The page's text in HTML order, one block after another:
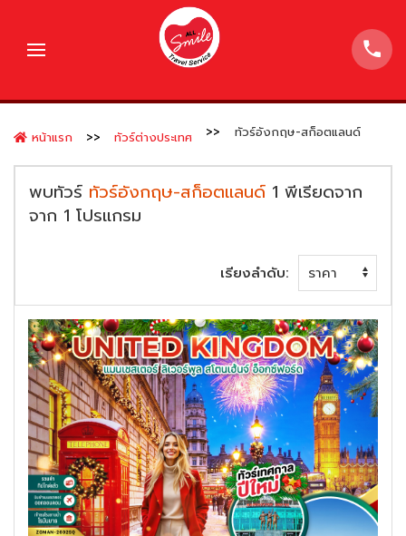
หน้าแรก ทัวร์ต่างประเทศ ทัวร์อังกฤษ-สก็อตแลนด์
พบทัวร์ ทัวร์อังกฤษ-สก็อตแลนด์ 1 พีเรียดจาก
จาก 1 โปรแกรม
เรียงลำดับ: